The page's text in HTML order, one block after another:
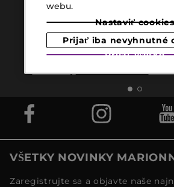
Doprava
nad €39,-
VŠETKY NOVINKY
Zaregistrujte sa a objavte naše
webu.
Nastaviť cookies
Prijať iba nevyhnutné
Prijať všetko